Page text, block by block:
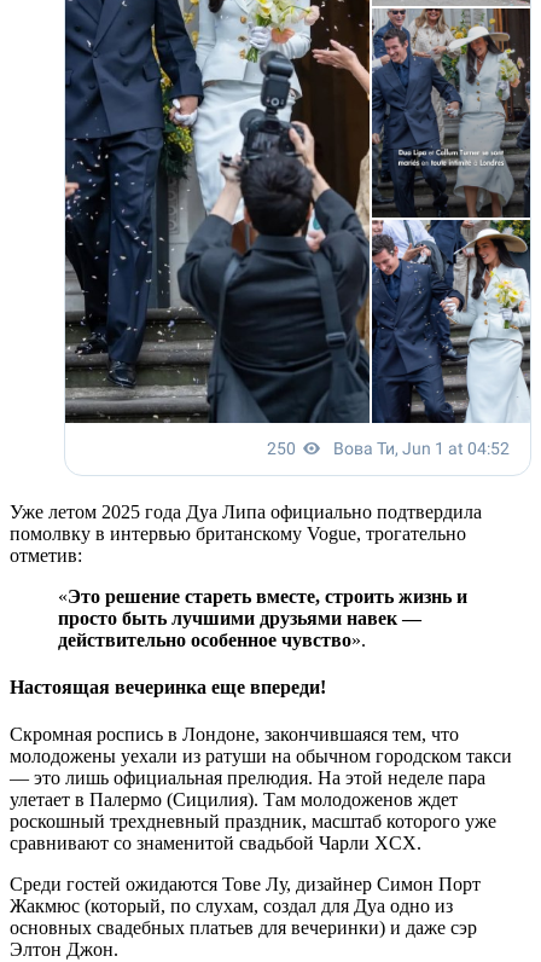
Уже летом 2025 года Дуа Липа официально подтвердила
помолвку в интервью британскому Vogue, трогательно
отметив:
«Это решение стареть вместе, строить жизнь и
просто быть лучшими друзьями навек —
действительно особенное чувство».
Настоящая вечеринка еще впереди!
Скромная роспись в Лондоне, закончившаяся тем, что
молодожены уехали из ратуши на обычном городском такси
— это лишь официальная прелюдия. На этой неделе пара
улетает в Палермо (Сицилия). Там молодоженов ждет
роскошный трехдневный праздник, масштаб которого уже
сравнивают со знаменитой свадьбой Чарли XCX.
Среди гостей ожидаются Тове Лу, дизайнер Симон Порт
Жакмюс (который, по слухам, создал для Дуа одно из
основных свадебных платьев для вечеринки) и даже сэр
Элтон Джон.